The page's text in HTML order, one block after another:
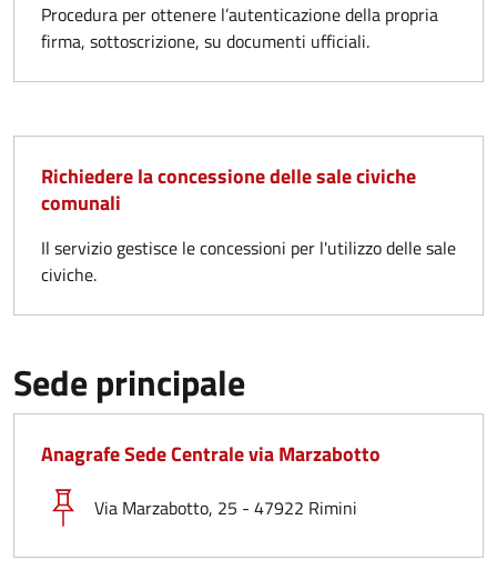
Procedura per ottenere l’autenticazione della propria
firma, sottoscrizione, su documenti ufficiali.
Richiedere la concessione delle sale civiche
comunali
Il servizio gestisce le concessioni per l'utilizzo delle sale
civiche.
Sede principale
Anagrafe Sede Centrale via Marzabotto
Via Marzabotto, 25 - 47922 Rimini